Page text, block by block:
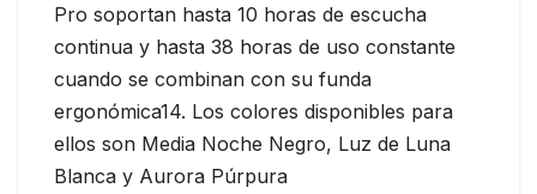
Pro soportan hasta 10 horas de escucha
continua y hasta 38 horas de uso constante
cuando se combinan con su funda
ergonómica14. Los colores disponibles para
ellos son Media Noche Negro, Luz de Luna
Blanca y Aurora Púrpura